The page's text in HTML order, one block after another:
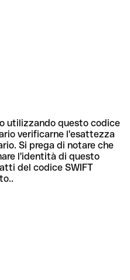
utilizzando questo codice
verificarne l'esattezza
Si prega di notare che
l'identità di questo
del codice SWIFT